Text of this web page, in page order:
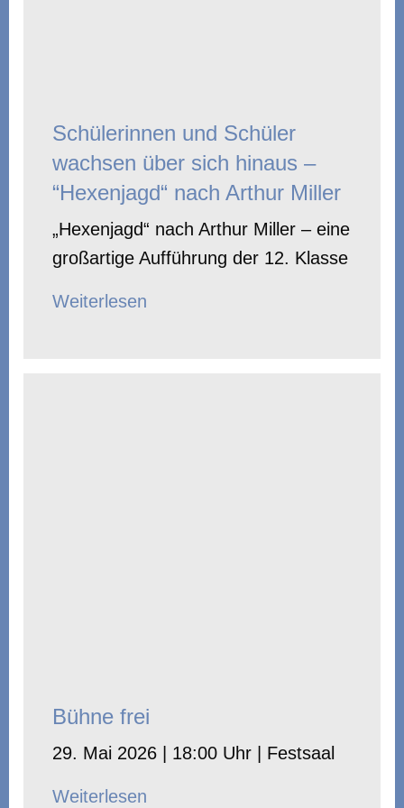
Schülerinnen und Schüler
wachsen über sich hinaus –
“Hexenjagd“ nach Arthur Miller
„Hexenjagd“ nach Arthur Miller – eine
großartige Aufführung der 12. Klasse
Weiterlesen
Bühne frei
29. Mai 2026 | 18:00 Uhr | Festsaal
Weiterlesen